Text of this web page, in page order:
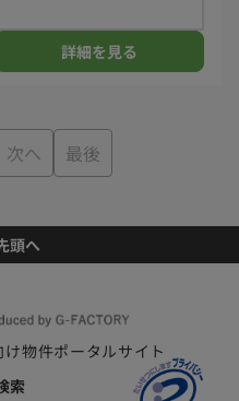
詳細を見る
次へ 最後
頭へ
物件ポータルサイト
索